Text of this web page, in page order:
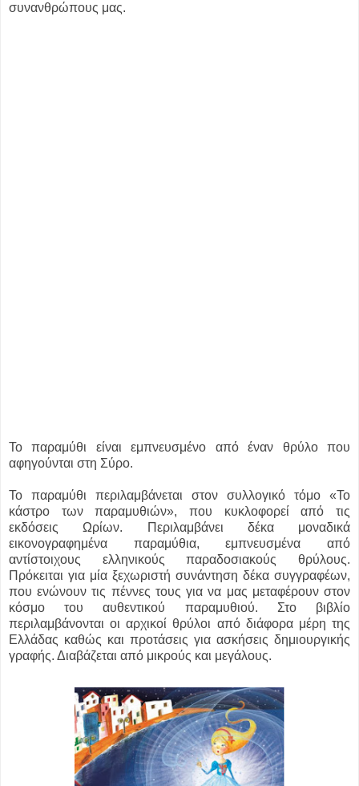
συνανθρώπους μας.
Το παραμύθι είναι εμπνευσμένο από έναν θρύλο που
αφηγούνται στη Σύρο.
Το παραμύθι περιλαμβάνεται στον συλλογικό τόμο «Το
κάστρο των παραμυθιών», που κυκλοφορεί από τις
εκδόσεις Ωρίων. Περιλαμβάνει δέκα μοναδικά
εικονογραφημένα παραμύθια, εμπνευσμένα από
αντίστοιχους ελληνικούς παραδοσιακούς θρύλους.
Πρόκειται για μία ξεχωριστή συνάντηση δέκα συγγραφέων,
που ενώνουν τις πέννες τους για να μας μεταφέρουν στον
κόσμο του αυθεντικού παραμυθιού. Στο βιβλίο
περιλαμβάνονται οι αρχικοί θρύλοι από διάφορα μέρη της
Ελλάδας καθώς και προτάσεις για ασκήσεις δημιουργικής
γραφής. Διαβάζεται από μικρούς και μεγάλους.